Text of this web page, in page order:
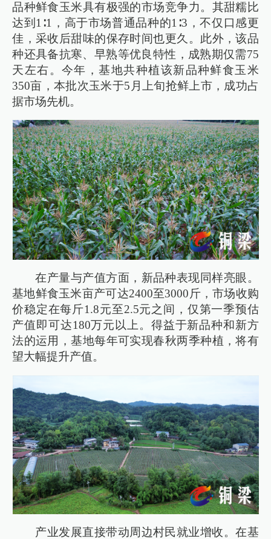
品种鲜食玉米具有极强的市场竞争力。其甜糯比
达到1∶1，高于市场普通品种的1∶3，不仅口感更
佳，采收后甜味的保存时间也更久。此外，该品
种还具备抗寒、早熟等优良特性，成熟期仅需75
天左右。今年，基地共种植该新品种鲜食玉米
350亩，本批次玉米于5月上旬抢鲜上市，成功占
据市场先机。
在产量与产值方面，新品种表现同样亮眼。
基地鲜食玉米亩产可达2400至3000斤，市场收购
价稳定在每斤1.8元至2.5元之间，仅第一季预估
产值即可达180万元以上。得益于新品种和新方
法的运用，基地每年可实现春秋两季种植，将有
望大幅提升产值。
产业发展直接带动周边村民就业增收。在基